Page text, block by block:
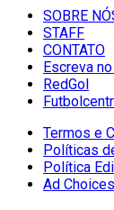
SOBRE
STAFF
CONTATO
Escreva
RedGol
Termos e
Políticas
Política
Ad Choices